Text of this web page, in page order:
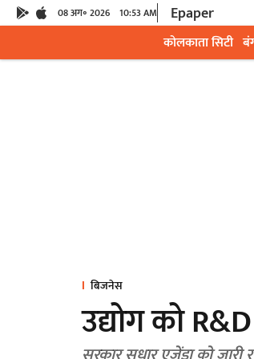
08 अग॰ 2026 10:53 AM Epaper
कोलकाता सिटी
बिजनेस
उद्योग को